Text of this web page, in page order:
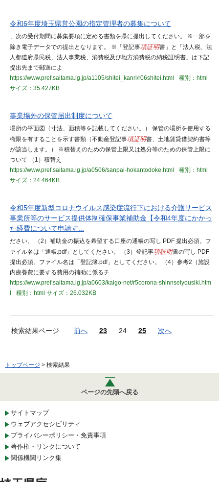
令和6年度埼玉県営公園の指定管理者の募集について
、次の受付期間に募集要項に定める書類を県に提出してください。 ※一部を
除き電子データでの提出となります。 ※「登記事項証明書」と「法人税、法
人都道府県民税、法人事業税、消費税及び地方消費税の納税証明書」は下記
提出先まで郵送によ
https://www.pref.saitama.lg.jp/a1105/shitei_kanri/r06shitei.html
種別：html
サイズ：35.427KB
事業場外の保管届出制度について
場所の平面図（寸法、面積等を記載してください。） 保管の場所を使用する
権限を有することを示す書類（不動産登記事項証明書、土地賃貸借契約書等
が該当します。） ※積替えのための保管上限又は処分等のための保管上限に
ついて （1）積替え
https://www.pref.saitama.lg.jp/a0506/sanpai-hokantodoke.html
種別：html
サイズ：24.464KB
令和5年度新型コロナウイルス感染症流行下における介護サービス
事業所等のサービス提供体制確保事業補助金【令和4年度にかかっ
た経費について申請す...
ださい。 （2）補助金の振込を希望する口座の通帳の写し PDF 提出必須。フ
ァイル名は「通帳.pdf」としてください。 （3）登記事項証明書の写し PDF
提出必須。ファイル名は「登記簿.pdf」としてください。 （4）参考2（施設
内療養費に要する費用の補助に係るチ
https://www.pref.saitama.lg.jp/a0603/kaigo-net/r5corona-shinnseiyousiki.htm
種別：html サイズ：26.032KB
検索結果ページ 前へ 23 24 25 次へ
トップページ > 検索結果
ページの先頭へ戻る
サイトマップ
ウェブアクセシビリティ
プライバシーポリシー・免責事項
著作権・リンクについて
関係機関リンク集